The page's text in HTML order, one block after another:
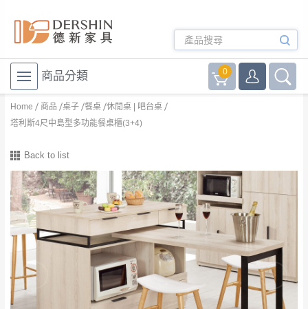
商品分類 0
Home 商品 桌子 餐桌 休閒桌 | 吧台桌
塔利斯4尺中島型多功能餐桌櫃(3+4)
Back to list